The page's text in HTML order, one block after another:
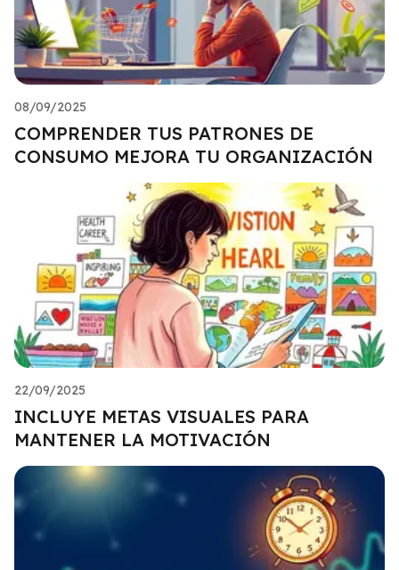
08/09/2025
COMPRENDER TUS PATRONES DE
CONSUMO MEJORA TU ORGANIZACIÓN
22/09/2025
INCLUYE METAS VISUALES PARA
MANTENER LA MOTIVACIÓN